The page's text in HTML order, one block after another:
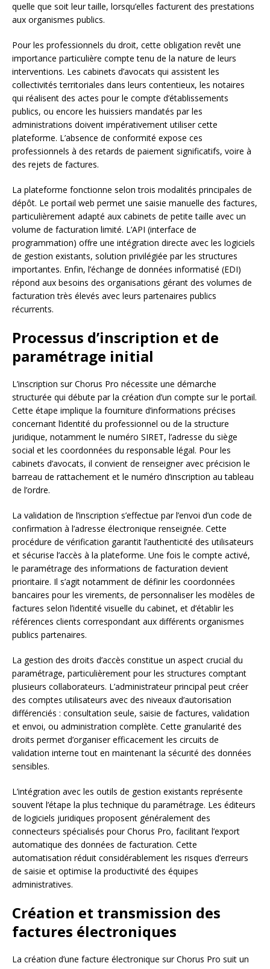
quelle que soit leur taille, lorsqu’elles facturent des prestations
aux organismes publics.
Pour les professionnels du droit, cette obligation revêt une
importance particulière compte tenu de la nature de leurs
interventions. Les cabinets d’avocats qui assistent les
collectivités territoriales dans leurs contentieux, les notaires
qui réalisent des actes pour le compte d’établissements
publics, ou encore les huissiers mandatés par les
administrations doivent impérativement utiliser cette
plateforme. L’absence de conformité expose ces
professionnels à des retards de paiement significatifs, voire à
des rejets de factures.
La plateforme fonctionne selon trois modalités principales de
dépôt. Le portail web permet une saisie manuelle des factures,
particulièrement adapté aux cabinets de petite taille avec un
volume de facturation limité. L’API (interface de
programmation) offre une intégration directe avec les logiciels
de gestion existants, solution privilégiée par les structures
importantes. Enfin, l’échange de données informatisé (EDI)
répond aux besoins des organisations gérant des volumes de
facturation très élevés avec leurs partenaires publics
récurrents.
Processus d’inscription et de
paramétrage initial
L’inscription sur Chorus Pro nécessite une démarche
structurée qui débute par la création d’un compte sur le portail.
Cette étape implique la fourniture d’informations précises
concernant l’identité du professionnel ou de la structure
juridique, notamment le numéro SIRET, l’adresse du siège
social et les coordonnées du responsable légal. Pour les
cabinets d’avocats, il convient de renseigner avec précision le
barreau de rattachement et le numéro d’inscription au tableau
de l’ordre.
La validation de l’inscription s’effectue par l’envoi d’un code de
confirmation à l’adresse électronique renseignée. Cette
procédure de vérification garantit l’authenticité des utilisateurs
et sécurise l’accès à la plateforme. Une fois le compte activé,
le paramétrage des informations de facturation devient
prioritaire. Il s’agit notamment de définir les coordonnées
bancaires pour les virements, de personnaliser les modèles de
factures selon l’identité visuelle du cabinet, et d’établir les
références clients correspondant aux différents organismes
publics partenaires.
La gestion des droits d’accès constitue un aspect crucial du
paramétrage, particulièrement pour les structures comptant
plusieurs collaborateurs. L’administrateur principal peut créer
des comptes utilisateurs avec des niveaux d’autorisation
différenciés : consultation seule, saisie de factures, validation
et envoi, ou administration complète. Cette granularité des
droits permet d’organiser efficacement les circuits de
validation interne tout en maintenant la sécurité des données
sensibles.
L’intégration avec les outils de gestion existants représente
souvent l’étape la plus technique du paramétrage. Les éditeurs
de logiciels juridiques proposent généralement des
connecteurs spécialisés pour Chorus Pro, facilitant l’export
automatique des données de facturation. Cette
automatisation réduit considérablement les risques d’erreurs
de saisie et optimise la productivité des équipes
administratives.
Création et transmission des
factures électroniques
La création d’une facture électronique sur Chorus Pro suit un